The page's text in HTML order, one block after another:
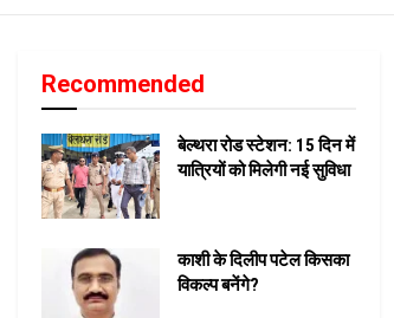
Recommended
बेल्थरा रोड स्टेशन: 15 दिन में
यात्रियों को मिलेगी नई सुविधा
काशी के दिलीप पटेल किसका
विकल्प बनेंगे?